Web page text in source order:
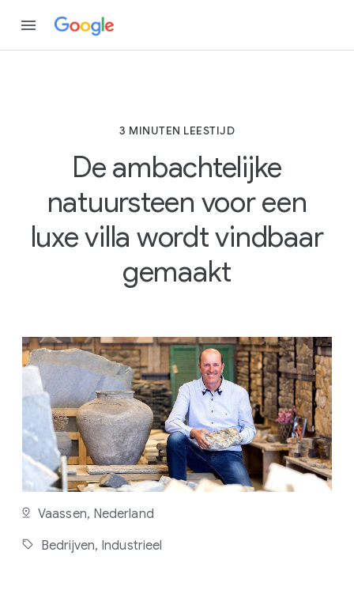
3 MINUTEN LEESTIJD
De ambachtelijke
natuursteen voor een
luxe villa wordt vindbaar
gemaakt
N
U
T
N
E
S
J
D Vaassen, Nederland
Bedrijven, Industrieel